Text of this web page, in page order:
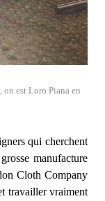
on est Loro Piana en
qui cherchent
manufacture
Cloth Company
travailler vraiment